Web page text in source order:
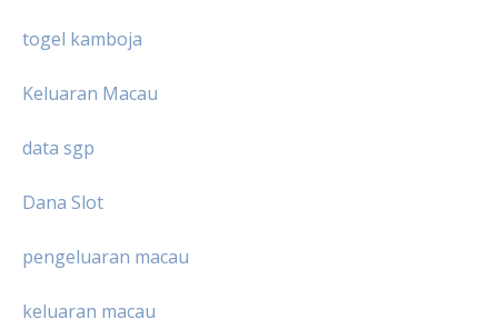
togel kamboja
Keluaran Macau
data sgp
Dana Slot
pengeluaran macau
keluaran macau